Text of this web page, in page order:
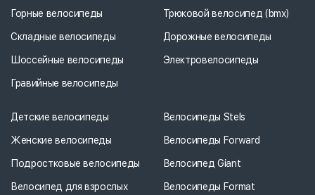
Горные велосипеды
Складные велосипеды
Шоссейные велосипеды
Гравийные велосипеды
Трюковой велосипед (bmx)
Дорожные велосипеды
Электровелосипеды
Детские велосипеды
Женские велосипеды
Подростковые велосипеды
Велосипед для взрослых
Велосипеды Stels
Велосипеды Forward
Велосипед Giant
Велосипеды Format